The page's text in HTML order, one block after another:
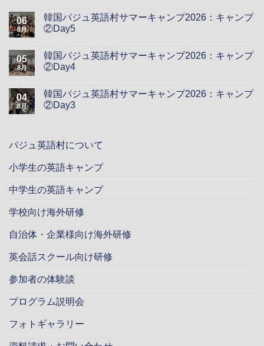
06
8月
韓国パジュ英語村サマーキャンプ2026：キャンプ
②Day5
05
8月
韓国パジュ英語村サマーキャンプ2026：キャンプ
②Day4
04
8月
韓国パジュ英語村サマーキャンプ2026：キャンプ
②Day3
パジュ英語村について
小学生の英語キャンプ
中学生の英語キャンプ
学校向け海外研修
自治体・企業様向け海外研修
英会話スクール向け研修
参加者の体験談
プログラム説明会
フォトギャラリー